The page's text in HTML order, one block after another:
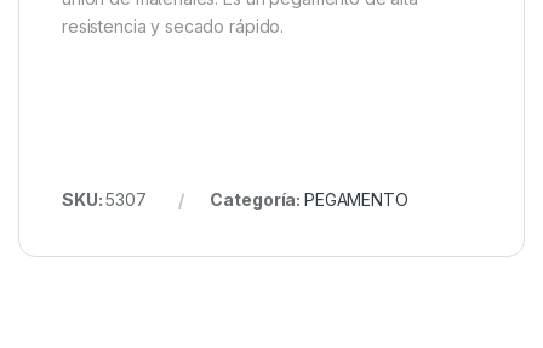
resistencia y secado rápido.
SKU:5307 Categoría: PEGAMENTO